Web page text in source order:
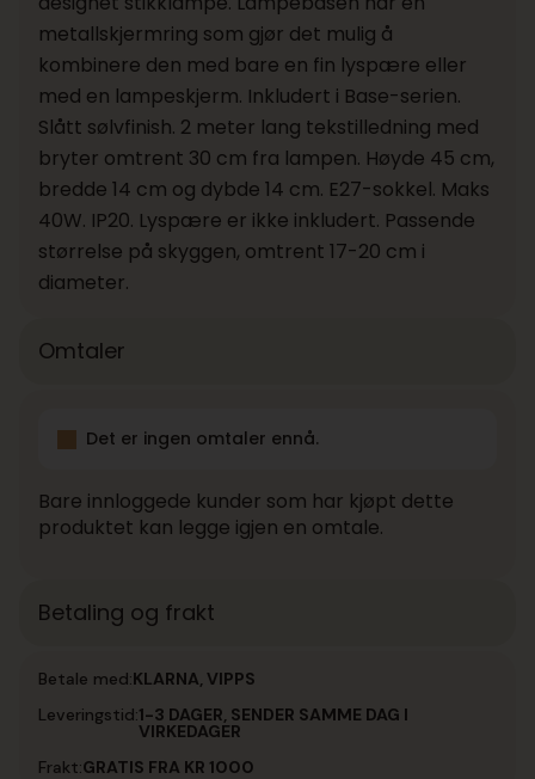
metallskjermring som gjør det mulig å
kombinere den med bare en fin lyspære eller
med en lampeskjerm. Inkludert i Base-serien.
Slått sølvfinish. 2 meter lang tekstilledning med
bryter omtrent 30 cm fra lampen. Høyde 45 cm,
bredde 14 cm og dybde 14 cm. E27-sokkel. Maks
40W. IP20. Lyspære er ikke inkludert. Passende
størrelse på skyggen, omtrent 17-20 cm i
diameter.
Omtaler
Det er ingen omtaler ennå.
Bare innloggede kunder som har kjøpt dette
produktet kan legge igjen en omtale.
Betaling og frakt
Betale med:KLARNA, VIPPS
Leveringstid:1-3 DAGER, SENDER SAMME DAG I
VIRKEDAGER
Frakt:GRATIS FRA KR 1000